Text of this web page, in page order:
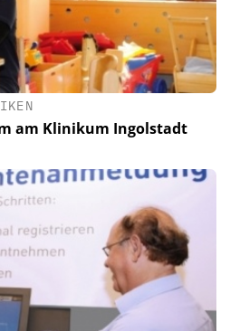
am Klinikum Ingolstadt